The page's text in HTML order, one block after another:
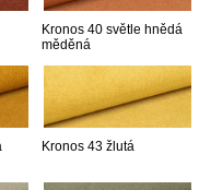
Kronos 40 světle hnědá
měděná
Kronos 43 žlutá